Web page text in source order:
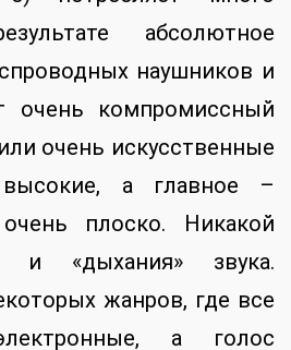
абсолютное
наушников и
очень компромиссный
очень искусственные
а главное –
плоско. Никакой
и «дыхания» звука.
жанров, где все
а голос